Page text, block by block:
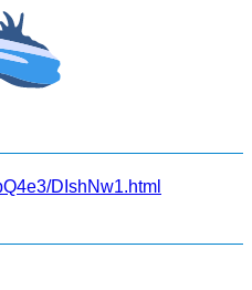
DIshNw1.html